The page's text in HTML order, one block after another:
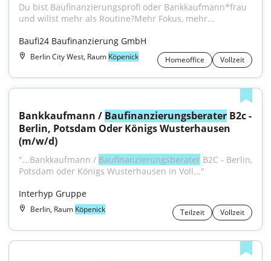
Du bist Baufinanzierungsprofi oder Bankkaufmann*frau
und willst mehr als Routine?Mehr Fokus, mehr...
Baufi24 Baufinanzierung GmbH
Berlin City West, Raum Köpenick Homeoffice Vollzeit
Bankkaufmann / Baufinanzierungsberater B2c -
Berlin, Potsdam Oder Königs Wusterhausen
(m/w/d)
"...Bankkaufmann / Baufinanzierungsberater B2C - Berlin,
Potsdam oder Königs Wusterhausen in Voll..."
Interhyp Gruppe
Berlin, Raum Köpenick Teilzeit Vollzeit